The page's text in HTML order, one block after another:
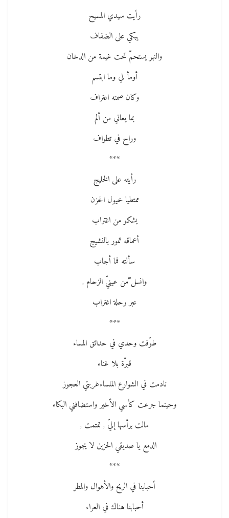
رأيت سيدي المسيح
يبكي على الضفاف
والنهر يستحمّ تحت غيمة من الدخان
أومأ لي وما ابتسم
وكان صمته اعتراف
بما يعاني من ألم
وراح في تطواف
***
رأيته على الخليج
ممتطيا خيول الحزن
يشكو من اغتراب
أعماقه تمور بالنشيج
سألته فما أجاب
وانسل ّمن عينيّ الزحام ,
عبر رحلة اغتراب
***
طوّفت وحدي في حدائق المساء
قبرّة بلا غناء
نادمت في الشوارع الملساءغربتي العجوز
وحينما جرعت كأسي الأخير واستضافني البكاء
مالت برأسها إليّ , تمتمت ,
الدمع يا صديقي الحزين لا يجوز ‍
***
أحبابنا في الريح والأهوال والمطر
أحبابنا هناك في العراء